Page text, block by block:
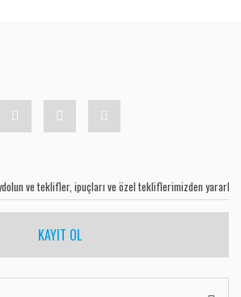
KAYIT OL